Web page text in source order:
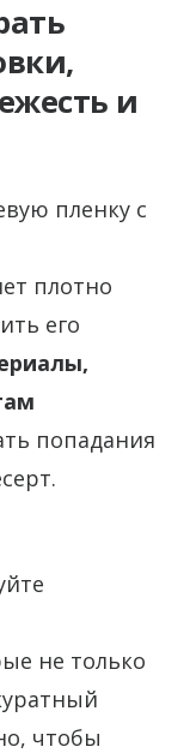
и
пленку с
плотно
его
попадания
не только
чтобы